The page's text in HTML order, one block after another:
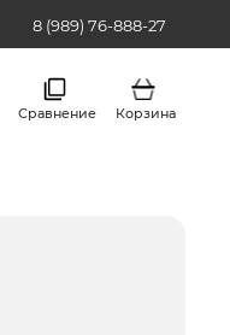
8 (989) 76-888-27
Сравнение Корзина